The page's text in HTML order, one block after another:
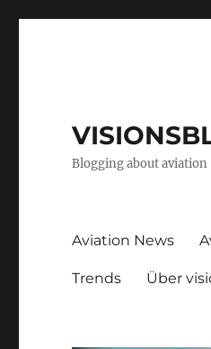
Blogging about aviation
Aviation News
Trends Über